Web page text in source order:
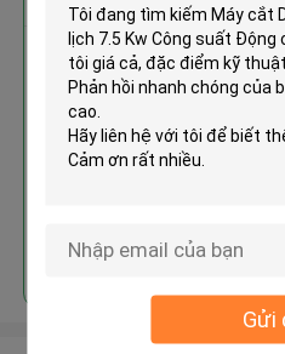
Gửi
Máy cắt
lịch 7.5
Tiếp